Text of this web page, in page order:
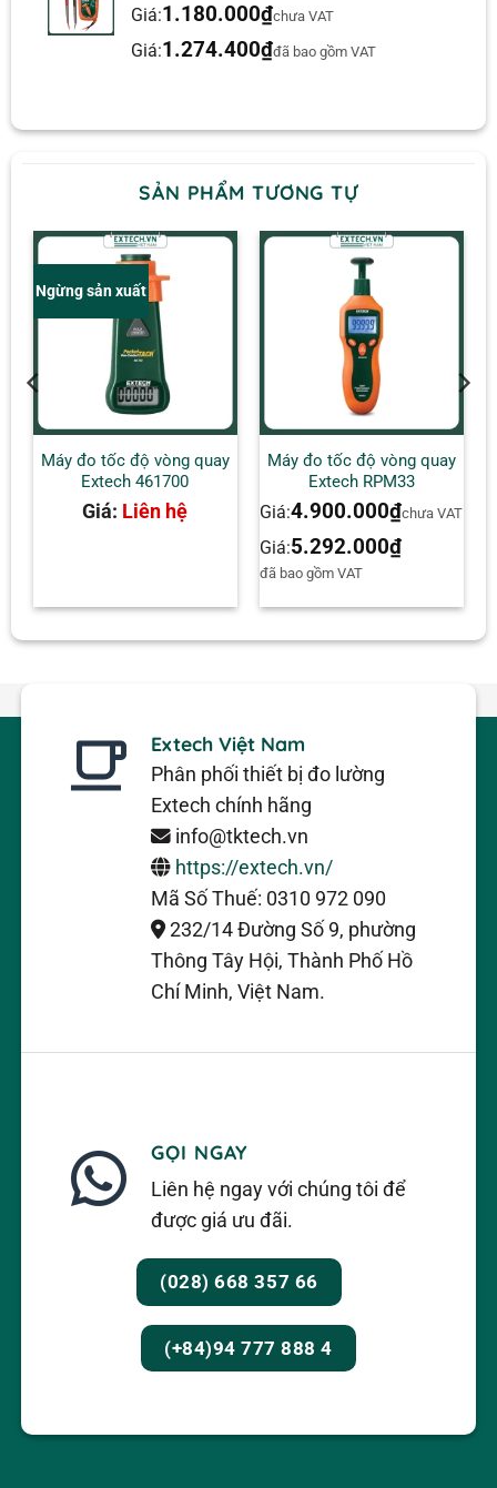
Giá:1.180.000₫chưa VAT
Giá:1.274.400₫đã bao gồm VAT
SẢN PHẨM TƯƠNG TỰ
Ngừng sản xuất
Máy đo tốc độ vòng quay
Extech 461700
Giá: Liên hệ
Máy đo tốc độ vòng quay
Extech RPM33
Giá:4.900.000₫chưa VAT
Giá:5.292.000₫
đã bao gồm VAT
Extech Việt Nam
Phân phối thiết bị đo lường
Extech chính hãng
info@tktech.vn
https://extech.vn/
Mã Số Thuế: 0310 972 090
232/14 Đường Số 9, phường
Thông Tây Hội, Thành Phố Hồ
Chí Minh, Việt Nam.
GỌI NGAY
Liên hệ ngay với chúng tôi để
được giá ưu đãi.
(028) 668 357 66
(+84)94 777 888 4